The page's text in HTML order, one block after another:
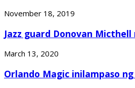
November 18, 2019
Jazz guard Donovan
March 13, 2020
Orlando Magic inilampaso